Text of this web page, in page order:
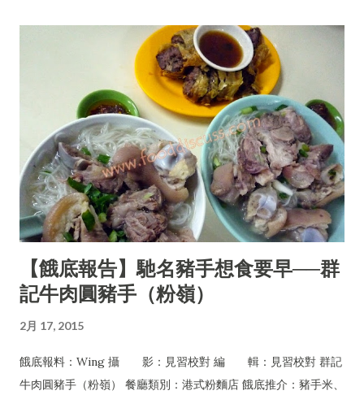
【餓底報告】馳名豬手想食要早──群
記牛肉圓豬手（粉嶺）
2月 17, 2015
餓底報料：Wing 攝 影：見習校對 編 輯：見習校對 群記
牛肉圓豬手（粉嶺） 餐廳類別：港式粉麵店 餓底推介：豬手米、